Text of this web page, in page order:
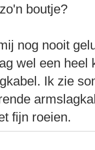
boutje?
nog nooit
wel een heel
Ik zie
fijn roeien.